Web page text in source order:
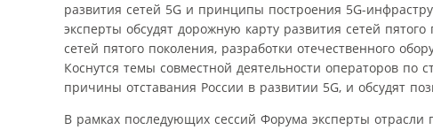
развития сетей 5G и принципы построения 5G-
эксперты обсудят дорожную карту развития сетей
сетей пятого поколения, разработки отечественного
Коснутся темы совместной деятельности операторов по
причины отставания России в развитии 5G, и обсудят
В рамках последующих сессий Форума эксперты